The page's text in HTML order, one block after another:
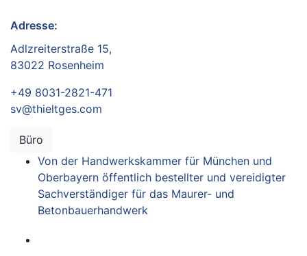
Adresse:
Adlzreiterstraße 15,
83022 Rosenheim
+49 8031-2821-471
sv@thieltges.com
Büro
Von der Handwerkskammer für München und
Oberbayern öffentlich bestellter und vereidigter
Sachverständiger für das Maurer- und
Betonbauerhandwerk